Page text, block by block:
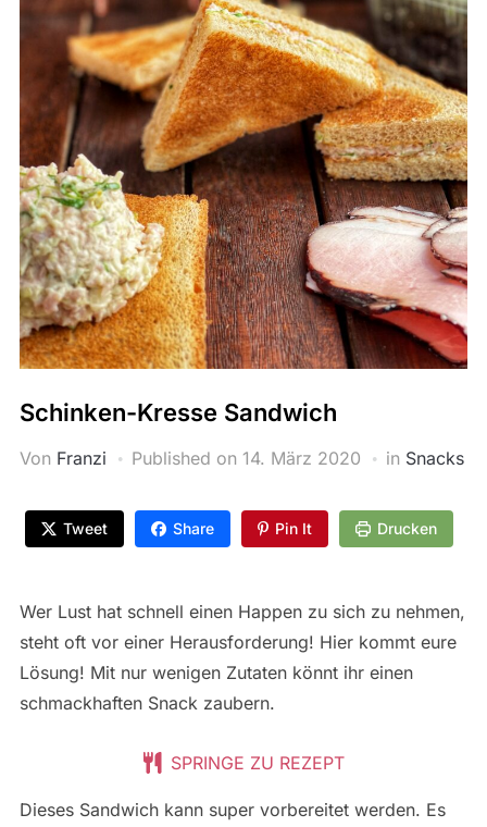
Schinken-Kresse Sandwich
Von Franzi Published on 14. März 2020 in Snacks
Tweet Share Pin It Drucken
Wer Lust hat schnell einen Happen zu sich zu nehmen,
steht oft vor einer Herausforderung! Hier kommt eure
Lösung! Mit nur wenigen Zutaten könnt ihr einen
schmackhaften Snack zaubern.
SPRINGE ZU REZEPT
Dieses Sandwich kann super vorbereitet werden. Es